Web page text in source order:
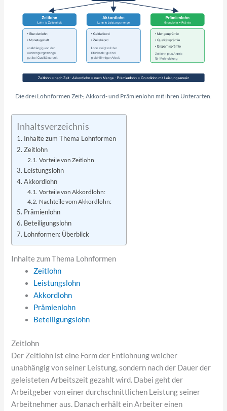
Die drei Lohnformen Zeit-, Akkord- und Prämienlohn mit ihren Unterarten.
Inhaltsverzeichnis
Inhalte zum Thema Lohnformen
Zeitlohn
Vorteile von Zeitlohn
Leistungslohn
Akkordlohn
Vorteile von Akkordlohn:
Nachteile vom Akkordlohn:
Prämienlohn
Beteiligungslohn
Lohnformen: Überblick
Inhalte zum Thema Lohnformen
Zeitlohn
Leistungslohn
Akkordlohn
Prämienlohn
Beteiligungslohn
Zeitlohn
Der Zeitlohn ist eine Form der Entlohnung welcher
unabhängig von seiner Leistung, sondern nach der Dauer der
geleisteten Arbeitszeit gezahlt wird. Dabei geht der
Arbeitgeber von einer durchschnittlichen Leistung seiner
Arbeitnehmer aus. Danach erhält ein Arbeiter einen